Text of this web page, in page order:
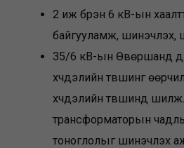
2 иж бүрэн 6 кВ-ын
байгууламж, шинэчлэх,
35/6 кВ-ын Өвөршанд
хүчдэлийн түвшинг
хүчдэлийн түвшинд
трансформаторын
тоноглолыг шинэчлэх